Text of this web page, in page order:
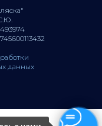
данных
+7 (961) 795-26-49